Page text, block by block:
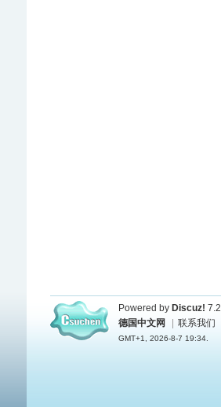
Powered by Discuz! 7.2
德国中文网
联系我们
GMT+1, 2026-8-7 19:34.